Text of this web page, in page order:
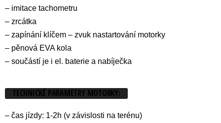
– imitace tachometru
– zrcátka
– zapínání klíčem – zvuk nastartování motorky
– pěnová EVA kola
– součástí je i el. baterie a nabíječka
TECHNICKÉ PARAMETRY MOTORKY:
– čas jízdy: 1-2h (v závislosti na terénu)